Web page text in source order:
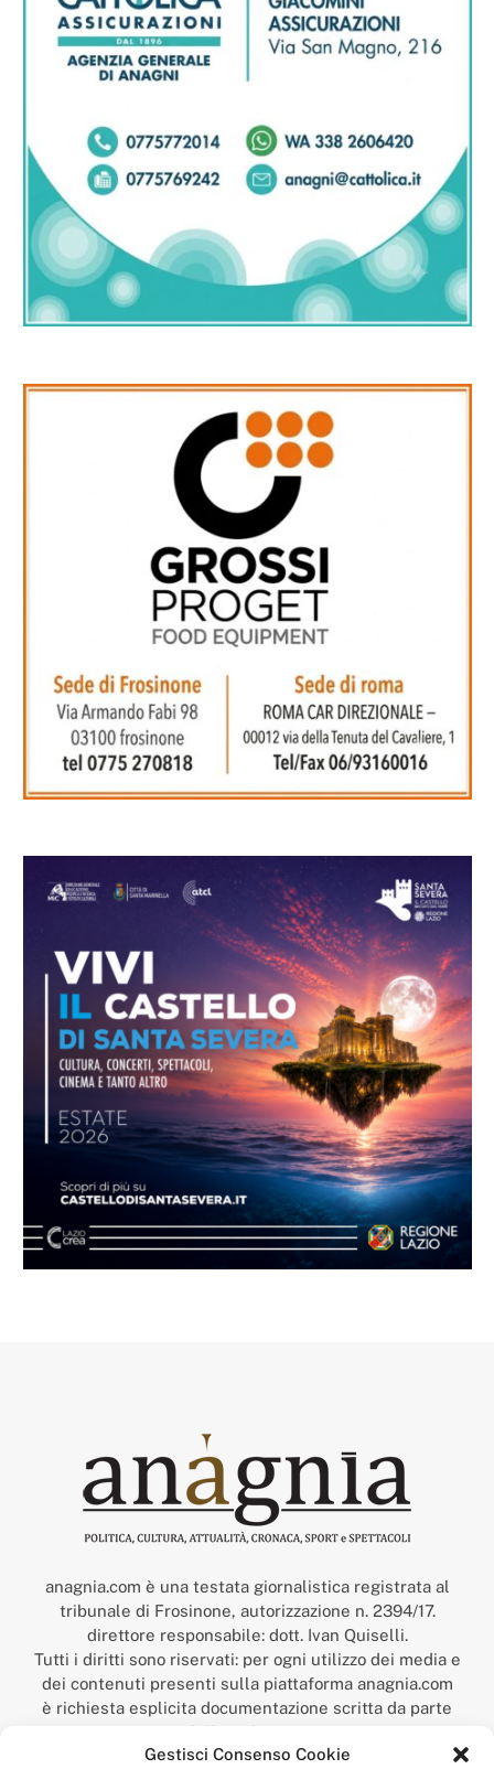
Gestisci Consenso Cookie
anagnia.com è una testata giornalistica registrata al
tribunale di Frosinone, autorizzazione n. 2394/17.
direttore responsabile: dott. Ivan Quiselli.
Tutti i diritti sono riservati: per ogni utilizzo dei media e
dei contenuti presenti sulla piattaforma anagnia.com
è richiesta esplicita documentazione scritta da parte
della redazione.
“Anagnia” è un marchio registrato presso l’Ufficio Italiano